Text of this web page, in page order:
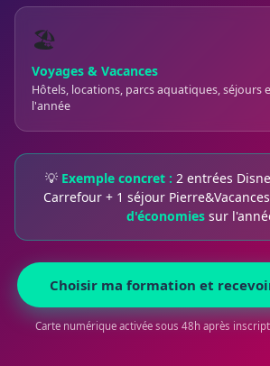
🏖️
Voyages & Vacances
Hôtels, locations, parcs aquatiques, séjours
l'année
💡 Exemple concret : 2 entrées
Carrefour + 1 séjour
d'économiessur
Choisir ma formation et
Carte numérique activée sous 48h après